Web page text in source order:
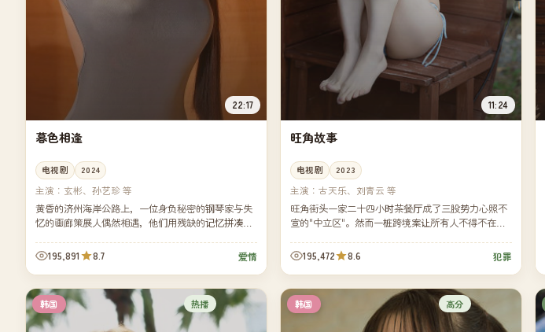
22:17
暮色相逢
电视剧 2024
主演： 玄彬、孙艺珍 等
黄昏的济州海岸公路上，一位身负秘密的钢琴家与失
忆的画廊策展人偶然相遇，他们用残缺的记忆拼凑出
夜与海...
195,891 8.7 爱情
11:24
旺角故事
电视剧 2023
主演：古天乐、刘青云 等
旺角街头一家二十四小时茶餐厅成了三股势力心照不
宣的"中立区"。然而一桩跨境案让所有人不得不在同
195,472 8.6 犯罪
韩国 热播 韩国 高分